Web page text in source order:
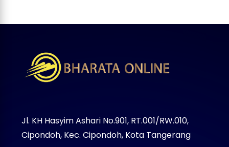
Jl. KH Hasyim Ashari No.901, RT.001/RW.010,
Cipondoh, Kec. Cipondoh, Kota Tangerang